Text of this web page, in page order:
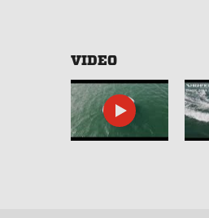
VIDEO